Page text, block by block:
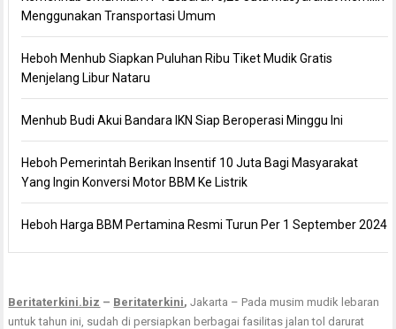
Menggunakan Transportasi Umum
Heboh Menhub Siapkan Puluhan Ribu Tiket Mudik Gratis
Menjelang Libur Nataru
Menhub Budi Akui Bandara IKN Siap Beroperasi Minggu Ini
Heboh Pemerintah Berikan Insentif 10 Juta Bagi Masyarakat
Yang Ingin Konversi Motor BBM Ke Listrik
Heboh Harga BBM Pertamina Resmi Turun Per 1 September 2024
Beritaterkini.biz – Beritaterkini, Jakarta – Pada musim mudik lebaran
untuk tahun ini, sudah di persiapkan berbagai fasilitas jalan tol darurat